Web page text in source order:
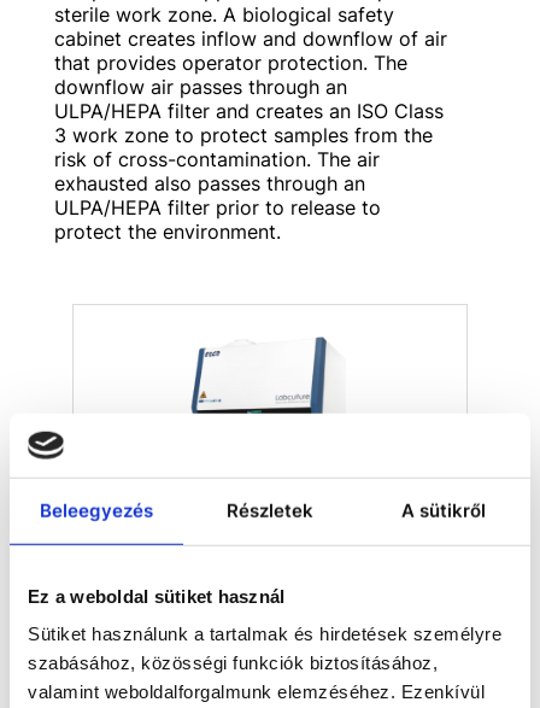
Beleegyezés Részletek A sütikről
Ez a weboldal sütiket használ
Sütiket használunk a tartalmak és hirdetések személyre
szabásához, közösségi funkciók biztosításához,
valamint weboldalforgalmunk elemzéséhez. Ezenkívül
sterile work zone. A biological safety
cabinet creates inflow and downflow of air
that provides operator protection. The
downflow air passes through an
ULPA/HEPA filter and creates an ISO Class
3 work zone to protect samples from the
risk of cross-contamination. The air
exhausted also passes through an
ULPA/HEPA filter prior to release to
protect the environment.
Class II microbiological safety
cabinets